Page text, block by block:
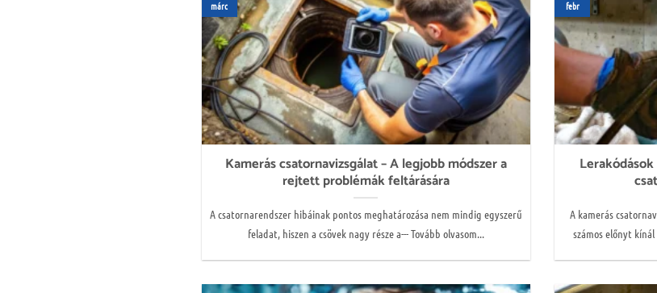
Kamerás csatornavizsgálat – A legjobb módszer a
rejtett problémák feltárására
A csatornarendszer hibáinak pontos meghatározása nem mindig egyszerű
feladat, hiszen a csövek nagy része a--- Tovább olvasom...
márc
A kamerás
számos előnyt kínál
febr